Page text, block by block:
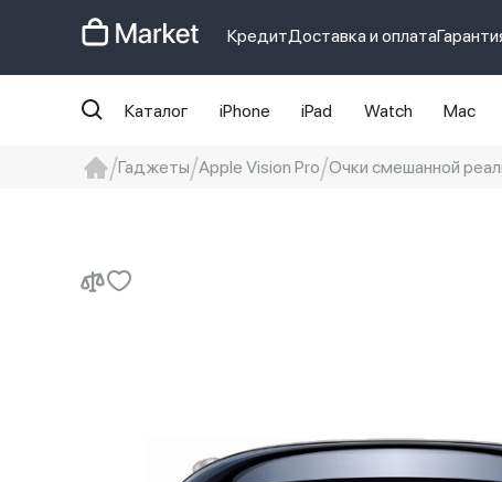
КредитДоставка и оплата
Каталог iPhone iPad Watch Mac
Гаджеты Apple Vision Pro Очки смешанной